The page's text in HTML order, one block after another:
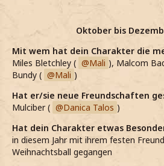
Oktober bis
Mit wem hat dein Charakter die
Miles Bletchley (
Mali ), Malcom
Bundy (
Mali )
Hat er/sie neue Freundschaften
Mulciber (
Danica Talos )
Hat dein Charakter etwas
in diesem Jahr mit ihrem festen
Weihnachtsball gegangen